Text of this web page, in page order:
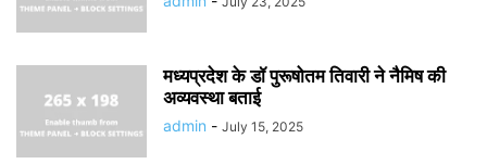
मध्यप्रदेश के डॉ पुरूषोतम तिवारी ने नैमिष की
अव्यवस्था बताई
admin - July 15, 2025